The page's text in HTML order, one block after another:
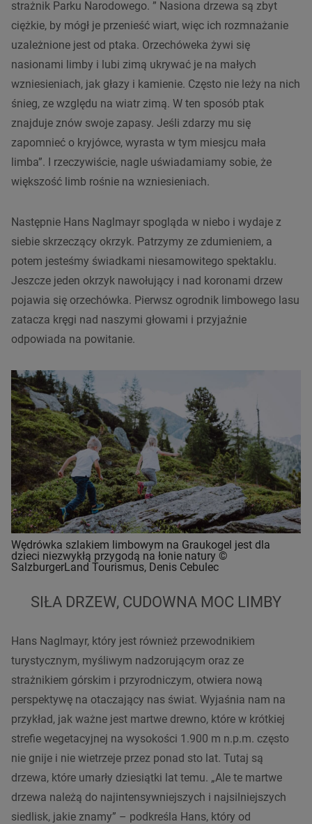
strażnik Parku Narodowego. ” Nasiona drzewa są zbyt
ciężkie, by mógł je przenieść wiart, więc ich rozmnażanie
uzależnione jest od ptaka. Orzechóweka żywi się
nasionami limby i lubi zimą ukrywać je na małych
wzniesieniach, jak głazy i kamienie. Często nie leży na nich
śnieg, ze względu na wiatr zimą. W ten sposób ptak
znajduje znów swoje zapasy. Jeśli zdarzy mu się
zapomnieć o kryjówce, wyrasta w tym miesjcu mała
limba”. I rzeczywiście, nagle uświadamiamy sobie, że
większość limb rośnie na wzniesieniach.
Następnie Hans Naglmayr spogląda w niebo i wydaje z
siebie skrzeczący okrzyk. Patrzymy ze zdumieniem, a
potem jesteśmy świadkami niesamowitego spektaklu.
Jeszcze jeden okrzyk nawołujący i nad koronami drzew
pojawia się orzechówka. Pierwsz ogrodnik limbowego lasu
zatacza kręgi nad naszymi głowami i przyjaźnie
odpowiada na powitanie.
Wędrówka szlakiem limbowym na Graukogel jest dla
dzieci niezwykłą przygodą na łonie natury ©
SalzburgerLand Tourismus, Denis Cebulec
SIŁA DRZEW, CUDOWNA MOC LIMBY
Hans Naglmayr, który jest również przewodnikiem
turystycznym, myśliwym nadzorującym oraz ze
strażnikiem górskim i przyrodniczym, otwiera nową
perspektywę na otaczający nas świat. Wyjaśnia nam na
przykład, jak ważne jest martwe drewno, które w krótkiej
strefie wegetacyjnej na wysokości 1.900 m n.p.m. często
nie gnije i nie wietrzeje przez ponad sto lat. Tutaj są
drzewa, które umarły dziesiątki lat temu. „Ale te martwe
drzewa należą do najintensywniejszych i najsilniejszych
siedlisk, jakie znamy” – podkreśla Hans, który od